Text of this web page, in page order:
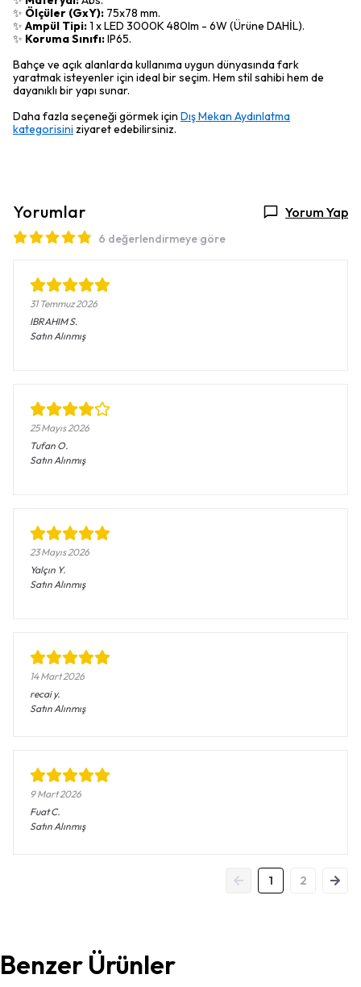
✨ Ölçüler (GxY): 75x78 mm.
✨ Ampül Tipi:1 x LED 3000K 480lm - 6W (Ürüne DAHİL).
✨ Koruma Sınıfı:IP65.
Bahçe ve açık alanlarda kullanıma uygun dünyasında fark
yaratmak isteyenler için ideal bir seçim. Hem stil sahibi hem de
dayanıklı bir yapı sunar.
Daha fazla seçeneği görmek için Dış Mekan Aydınlatma
kategorisini ziyaret edebilirsiniz.
Yorumlar Yorum Yap
6 değerlendirmeye göre
31 Temmuz 2026
IBRAHIM S.
Satın Alınmış
25 Mayıs 2026
Tufan O.
Satın Alınmış
23 Mayıs 2026
Yalçın Y.
Satın Alınmış
14 Mart 2026
recai y.
Satın Alınmış
9 Mart 2026
FuatC.
Satın Alınmış
1 2
Benzer Ürünler